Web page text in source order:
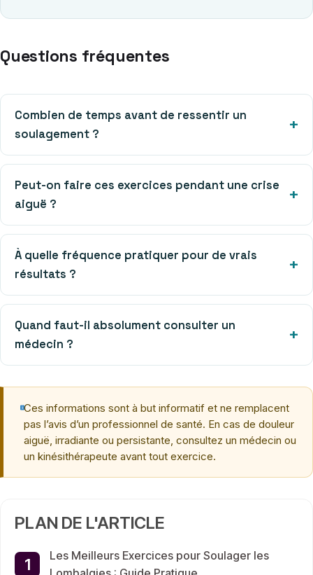
Questions fréquentes
Combien de temps avant de ressentir un
soulagement ?
Peut-on faire ces exercices pendant une crise
aiguë ?
À quelle fréquence pratiquer pour de vrais
résultats ?
Quand faut-il absolument consulter un
médecin ?
Ces informations sont à but informatif et ne remplacent
pas l’avis d’un professionnel de santé. En cas de douleur
aiguë, irradiante ou persistante, consultez un médecin ou
un kinésithérapeute avant tout exercice.
PLAN DE L'ARTICLE
Les Meilleurs Exercices pour Soulager les